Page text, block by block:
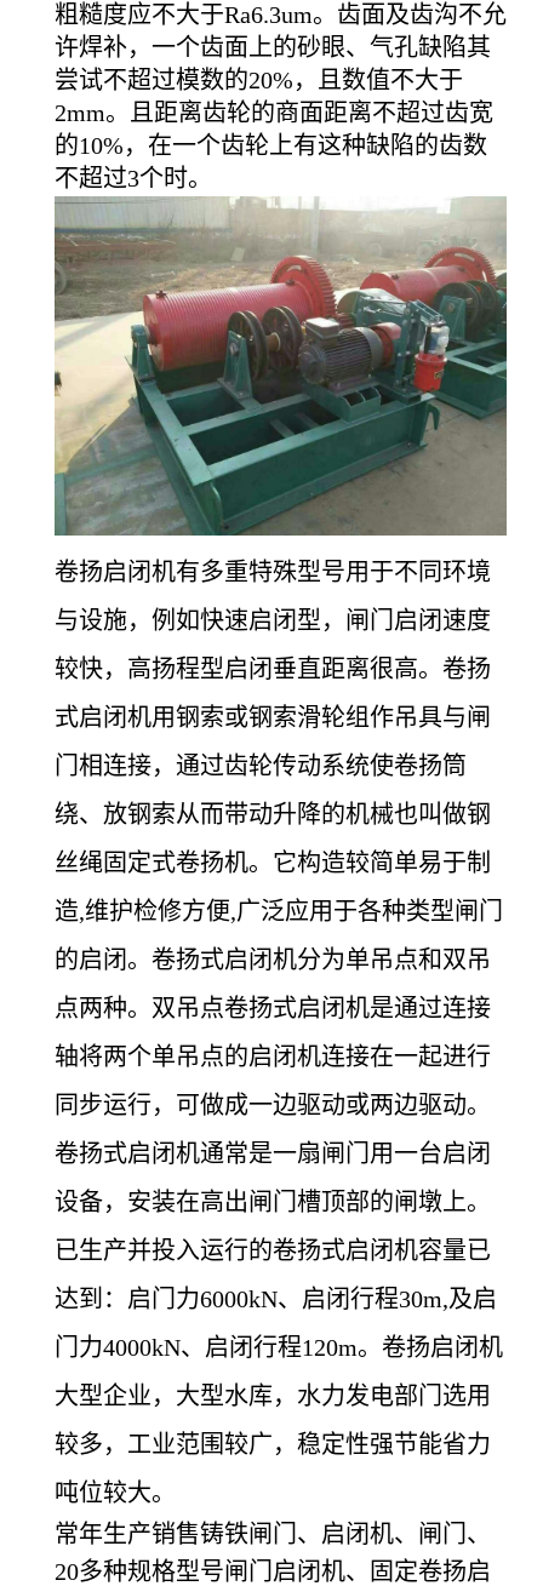
粗糙度应不大于Ra6.3um。齿面及齿沟不允
许焊补，一个齿面上的砂眼、气孔缺陷其
尝试不超过模数的20%，且数值不大于
2mm。且距离齿轮的商面距离不超过齿宽
的10%，在一个齿轮上有这种缺陷的齿数
不超过3个时。
卷扬启闭机有多重特殊型号用于不同环境
与设施，例如快速启闭型，闸门启闭速度
较快，高扬程型启闭垂直距离很高。卷扬
式启闭机用钢索或钢索滑轮组作吊具与闸
门相连接，通过齿轮传动系统使卷扬筒
绕、放钢索从而带动升降的机械也叫做钢
丝绳固定式卷扬机。它构造较简单易于制
造,维护检修方便,广泛应用于各种类型闸门
的启闭。卷扬式启闭机分为单吊点和双吊
点两种。双吊点卷扬式启闭机是通过连接
轴将两个单吊点的启闭机连接在一起进行
同步运行，可做成一边驱动或两边驱动。
卷扬式启闭机通常是一扇闸门用一台启闭
设备，安装在高出闸门槽顶部的闸墩上。
已生产并投入运行的卷扬式启闭机容量已
达到：启门力6000kN、启闭行程30m,及启
门力4000kN、启闭行程120m。卷扬启闭机
大型企业，大型水库，水力发电部门选用
较多，工业范围较广，稳定性强节能省力
吨位较大。
常年生产销售铸铁闸门、启闭机、闸门、
20多种规格型号闸门启闭机、固定卷扬启